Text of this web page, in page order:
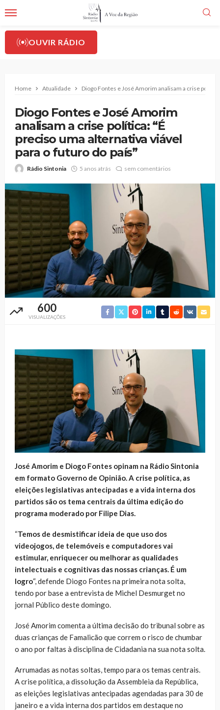
OUVIR RÁDIO
Home Atualidade Diogo Fontes e José Amorim analisam a crise
Diogo Fontes e José Amorim
analisam a crise política: “É
preciso uma alternativa viável
para o futuro do país”
Rádio Sintonia 5 anos atrás sem comentários
600
VISUALIZAÇÕES
José Amorim e Diogo Fontes opinam na Rádio Sintonia
em formato Governo de Opinião. A crise política, as
eleições legislativas antecipadas e a vida interna dos
partidos são os tema centrais da última edição do
programa moderado por Filipe Dias.
“Temos de desmistificar ideia de que uso dos
videojogos, de telemóveis e computadores vai
estimular, enriquecer ou melhorar as qualidades
intelectuais e cognitivas das nossas crianças. É um
logro“, defende Diogo Fontes na primeira nota solta,
tendo por base a entrevista de Michel Desmurget no
jornal Público deste domingo.
José Amorim comenta a última decisão do tribunal sobre as
duas crianças de Famalicão que correm o risco de chumbar
o ano por faltas à disciplina de Cidadania na sua nota solta.
Arrumadas as notas soltas, tempo para os temas centrais.
A crise política, a dissolução da Assembleia da República,
as eleições legislativas antecipadas agendadas para 30 de
janeiro e a vida interna dos partidos em destaque no